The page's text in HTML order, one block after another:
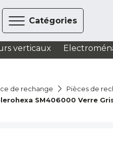
Catégories
verticaux
de rechange Pièces de
SM406000 Verre